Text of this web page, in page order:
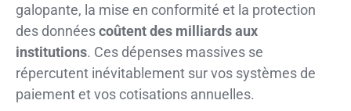
galopante, la mise en conformité et la protection
des donnéescoûtent des milliards aux
institutions. Ces dépenses massives se
répercutent inévitablement sur vos systèmes de
paiement et vos cotisations annuelles.